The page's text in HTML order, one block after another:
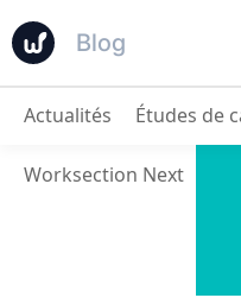
Blog
Actualités Études de
Worksection Next